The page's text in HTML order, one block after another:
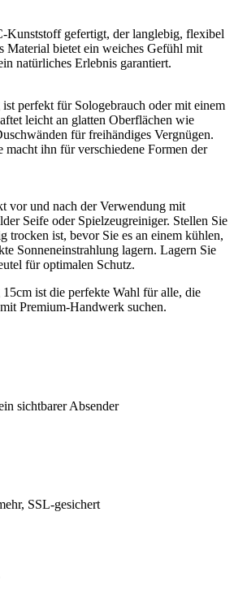
Kunststoff gefertigt, der langlebig, flexibel
Material bietet ein weiches Gefühl mit
natürliches Erlebnis garantiert.
perfekt für Sologebrauch oder mit einem
leicht an glatten Oberflächen wie
für freihändiges Vergnügen.
macht ihn für verschiedene Formen der
vor und nach der Verwendung mit
Seife oder Spielzeugreiniger. Stellen Sie
trocken ist, bevor Sie es an einem kühlen,
Sonneneinstrahlung lagern. Lagern Sie
für optimalen Schutz.
ist die perfekte Wahl für alle, die
Premium-Handwerk suchen.
sichtbarer Absender
SSL-gesichert